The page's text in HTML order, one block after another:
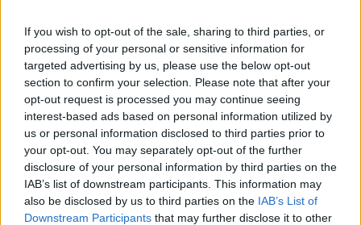
If you wish to opt-out of the sale, sharing to third parties, or
processing of your personal or sensitive information for
targeted advertising by us, please use the below opt-out
section to confirm your selection. Please note that after your
opt-out request is processed you may continue seeing
interest-based ads based on personal information utilized by
us or personal information disclosed to third parties prior to
your opt-out. You may separately opt-out of the further
disclosure of your personal information by third parties on the
IAB’s list of downstream participants. This information may
also be disclosed by us to third parties on the IAB’s List of
Downstream Participants that may further disclose it to other